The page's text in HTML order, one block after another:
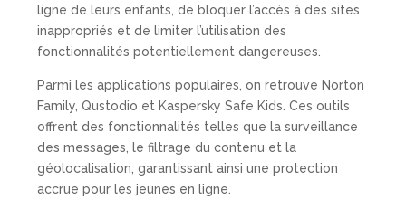
ligne de leurs enfants, de bloquer l’accès à des sites
inappropriés et de limiter l’utilisation des
fonctionnalités potentiellement dangereuses.
Parmi les applications populaires, on retrouve Norton
Family, Qustodio et Kaspersky Safe Kids. Ces outils
offrent des fonctionnalités telles que la surveillance
des messages, le filtrage du contenu et la
géolocalisation, garantissant ainsi une protection
accrue pour les jeunes en ligne.